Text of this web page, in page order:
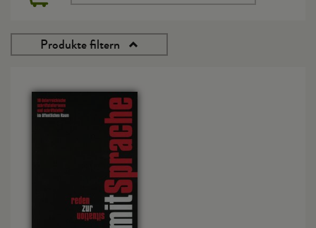
Produkte filtern